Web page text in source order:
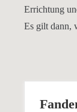
Errichtung
Es gilt dann,